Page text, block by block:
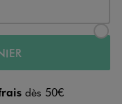
dès 50€